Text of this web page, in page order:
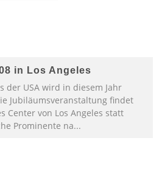
in Los Angeles
der USA wird in diesem Jahr
Jubiläumsveranstaltung findet
Center von Los Angeles statt
Prominente na...